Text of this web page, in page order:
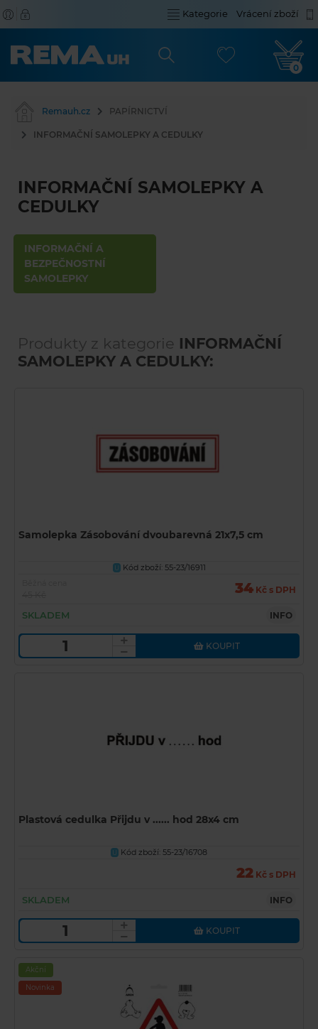
Kategorie Vrácení zboží
0
Remauh.cz PAPÍRNICTVÍ
INFORMAČNÍ SAMOLEPKY A CEDULKY
INFORMAČNÍ SAMOLEPKY A
CEDULKY
INFORMAČNÍ A
BEZPEČNOSTNÍ
SAMOLEPKY
Produkty z kategorie INFORMAČNÍ
SAMOLEPKY A CEDULKY:
Samolepka Zásobování dvoubarevná 21x7,5 cm
U Kód zboží: 55-23/16911
34 Kč s DPH
SKLADEM INFO
KOUPIT
Plastová cedulka Přijdu v ...... hod 28x4 cm
U Kód zboží: 55-23/16708
22 Kč s DPH
SKLADEM INFO
KOUPIT
Akční
Novinka